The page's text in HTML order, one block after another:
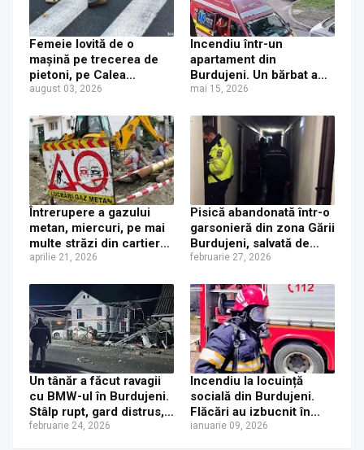
Femeie lovită de o
mașină pe trecerea de
pietoni, pe Calea
Burdujeni din municipiul
august 03, 2026
Incendiu într-un
apartament din
Burdujeni. Un bărbat a
ajuns la spital cu arsuri
tigaie cu ulei pe aragaz
și când a luat foc a
încercat să o arunce în
cada din baie
mai 15, 2026
Întrerupere a gazului
metan, miercuri, pe mai
multe străzi din cartierul
Burdujeni al municipiului
aprilie 21, 2026
Pisică abandonată într-o
garsonieră din zona Gării
Burdujeni, salvată de
polițiștii sesizați de un
februarie 27, 2026
Un tânăr a făcut ravagii
cu BMW-ul în Burdujeni.
Stâlp rupt, gard distrus,
mașină făcută praf, șofer
februarie 24, 2026
Incendiu la locuință
socială din Burdujeni.
Flăcări au izbucnit în
zona coșului de fum
ianuarie 09, 2026